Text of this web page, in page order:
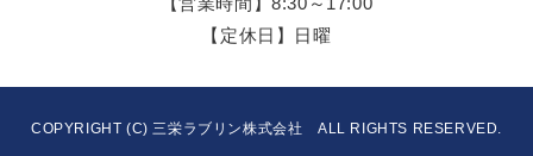
【定休日】日曜
COPYRIGHT (C) 三栄ラブリン株式会社 ALL RIGHTS RESERVED.